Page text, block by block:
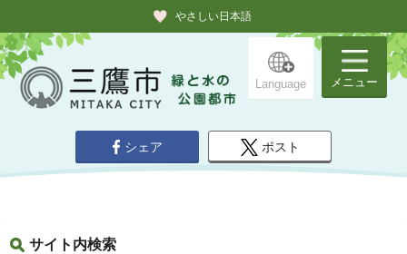
やさしい日本語
Language メニュー
シェア ポスト
サイト内検索